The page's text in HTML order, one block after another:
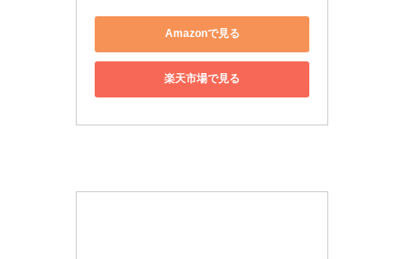
Amazonで見る
楽天市場で見る